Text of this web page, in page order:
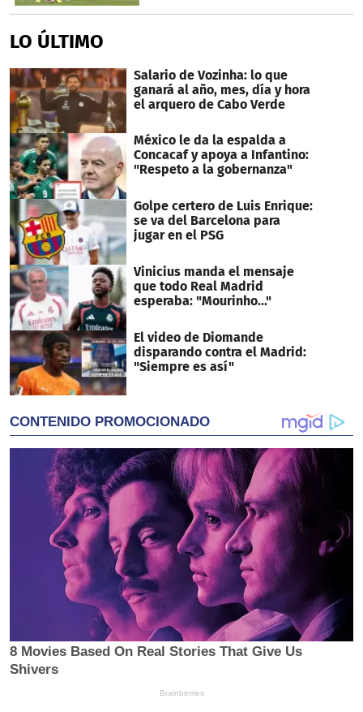
LO ÚLTIMO
Salario de Vozinha: lo que
ganará al año, mes, día y hora
el arquero de Cabo Verde
México le da la espalda a
Concacaf y apoya a Infantino:
"Respeto a la gobernanza"
Golpe certero de Luis Enrique:
se va del Barcelona para
jugar en el PSG
Vinicius manda el mensaje
que todo Real Madrid
esperaba: "Mourinho..."
El video de Diomande
disparando contra el Madrid:
"Siempre es así"